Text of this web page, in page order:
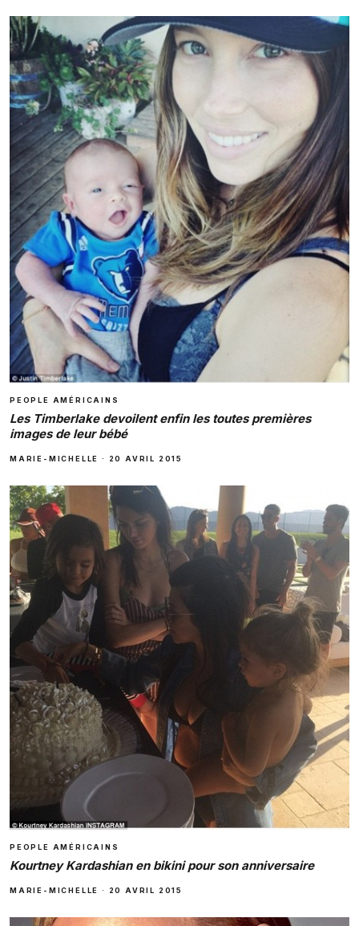
PEOPLE AMÉRICAINS
Les Timberlake devoilent enfin les toutes premières
images de leur bébé
MARIE-MICHELLE · 20 AVRIL 2015
PEOPLE AMÉRICAINS
Kourtney Kardashian en bikini pour son anniversaire
MARIE-MICHELLE · 20 AVRIL 2015